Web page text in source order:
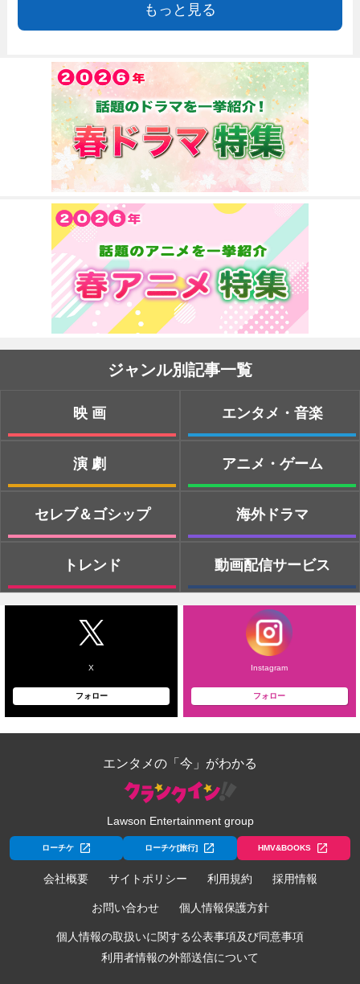
もっと見る
ジャンル別記事一覧
映画
演劇
セレブ＆ゴシップ
トレンド
エンタメ・音楽
アニメ・ゲーム
海外ドラマ
動画配信サービス
X
フォロー
Instagram
フォロー
エンタメの「今」がわかる
Lawson Entertainment group
ローチケ ローチケ[旅行] HMV&BOOKS
会社概要 サイトポリシー 利用規約 採用情報
お問い合わせ 個人情報保護方針
個人情報の取扱いに関する公表事項及び同意事項
利用者情報の外部送信について